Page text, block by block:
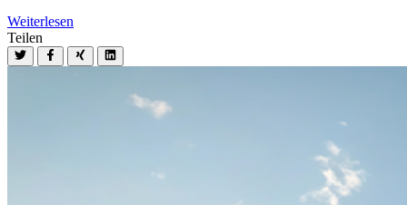
Weiterlesen
Teilen